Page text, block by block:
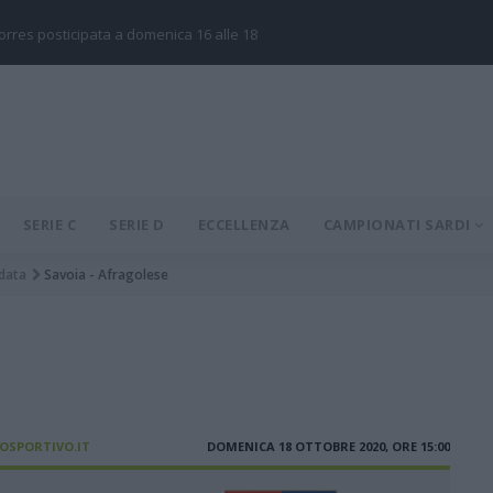
posticipata a domenica 16 alle 18
SERIE C SERIE D ECCELLENZA CAMPIONATI SARDI
Savoia - Afragolese
DOMENICA 18 OTTOBRE 2020, ORE 15:00